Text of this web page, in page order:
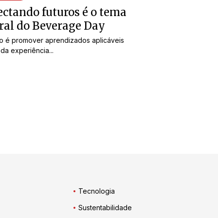
futuros é o tema
do Beverage Day
é promover aprendizados aplicáveis
experiência...
Tecnologia
Sustentabilidade